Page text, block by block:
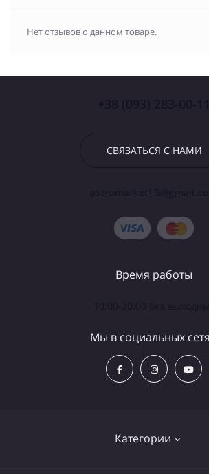
Нет отзывов о данном товаре.
СВЯЗАТЬСЯ С НАМИ
Категории
Время работы
Мы в социальных